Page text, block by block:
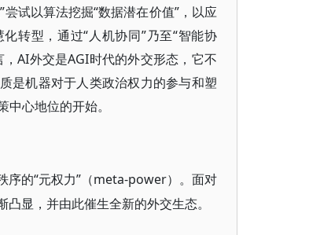
试以算法挖掘“数据潜在价值”，以应
转型，通过“人机协同”乃至“智能协
AI外交是AGI时代的外交形态，它不
是机器对于人类政治权力的参与和塑
心地位的开始。
序的“元权力”（meta-power）。面对
显，并由此催生全新的外交生态。